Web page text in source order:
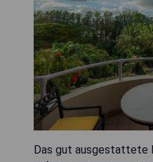
Das gut ausgestattete